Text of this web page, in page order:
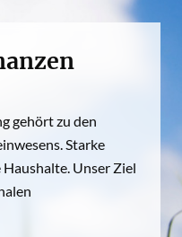
gehört zu den
Starke
Unser Ziel